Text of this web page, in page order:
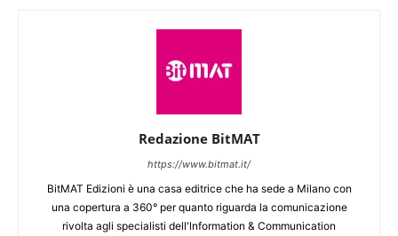
Redazione BitMAT
https://www.bitmat.it/
BitMAT Edizioni è una casa editrice che ha sede a Milano con
una copertura a 360° per quanto riguarda la comunicazione
rivolta agli specialisti dell'lnformation & Communication